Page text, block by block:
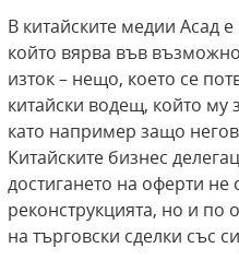
В китайските медии Асад
който вярва във
изток – нещо, което се
китайски водещ, който му
като например защо
Китайските бизнес
достигането на оферти
реконструкцията, но и
на търговски сделки със